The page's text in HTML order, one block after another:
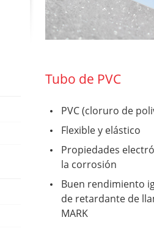
Tubo de PVC
PVC (cloruro de
Flexible y elástico
Propiedades
la corrosión
Buen rendimiento
de retardante de
MARK